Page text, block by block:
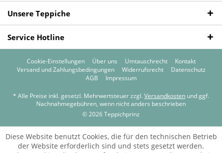
Unsere Teppiche
Service Hotline
Cookie-Einstellungen Über uns Umtauschrecht
Kontakt
Versand und Zahlungsbedingungen
Widerrufsrecht
Datenschutz
AGB
Impressum
* Alle Preise inkl. gesetzl. Mehrwertsteuer zzgl. Versandkosten und ggf.
Nachnahmegebühren, wenn nicht anders beschrieben
© 2026 Teppichprinz
Diese Website benutzt Cookies, die für den technischen Betrieb
der Website erforderlich sind und stets gesetzt werden.